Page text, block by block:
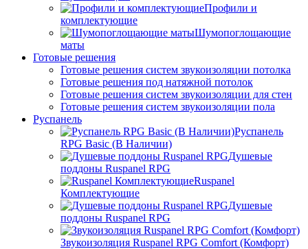
Профили и
комплектующие
Шумопоглощающие
маты
Готовые решения
Готовые решения систем звукоизоляции потолка
Готовые решения под натяжной потолок
Готовые решения систем звукоизоляции для стен
Готовые решения систем звукоизоляции пола
Руспанель
Руспанель
RPG Basic (В Наличии)
Душевые
поддоны Ruspanel RPG
Ruspanel
Комплектующие
Душевые
поддоны Ruspanel RPG
Звукоизоляция Ruspanel RPG Comfort (Комфорт)